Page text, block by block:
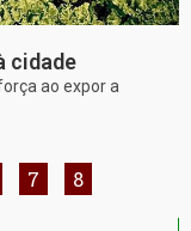
cidade
ao expor a
7 8